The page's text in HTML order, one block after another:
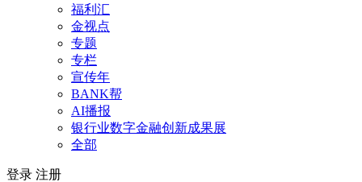
福利汇
金视点
专题
专栏
宣传年
BANK帮
AI播报
银行业数字金融创新成果展
全部
登录 注册